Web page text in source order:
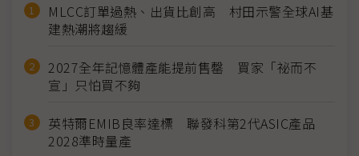
MLCC訂單過熱、出貨比創高 村田示警全球AI基
建熱潮將趨緩
2027全年記憶體產能提前售罄 買家「祕而不
宣」只怕買不夠
英特爾EMIB良率達標 聯發科第2代ASIC產品
2028準時量產